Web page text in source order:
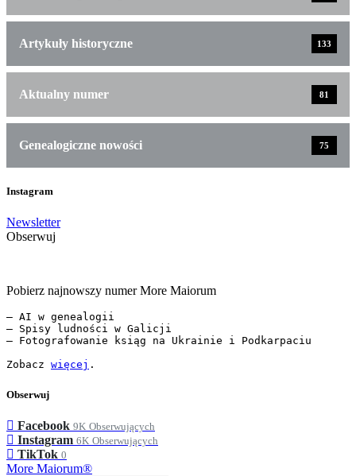
Artykuły historyczne 133
Aktualny numer 81
Genealogiczne nowości 75
Instagram
Newsletter
Obserwuj
Pobierz najnowszy numer More Maiorum
— AI w genealogii
— Spisy ludności w Galicji
— Fotografowanie ksiąg na Ukrainie i Podkarpaciu
Zobacz więcej .
Obserwuj
Facebook 9K Obserwujących
Instagram 6K Obserwujących
TikTok 0
More Maiorum®